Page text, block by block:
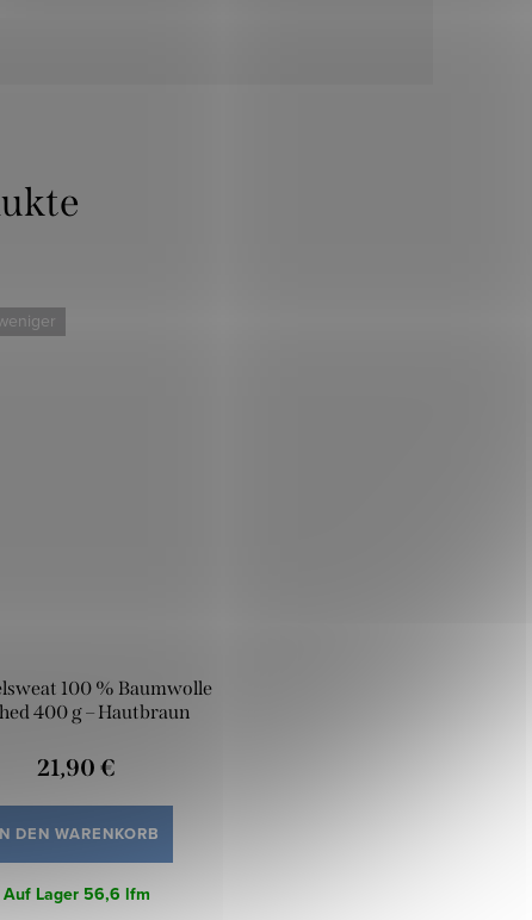
100 % Baumwolle
400 g – Hautbraun
21,90 €
DEN WARENKORB
Auf Lager 56,6 lfm